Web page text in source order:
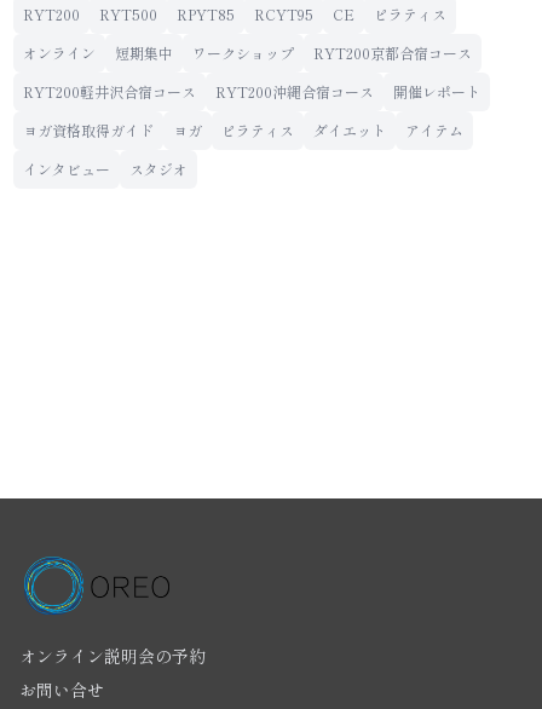
RYT200 RYT500 RPYT85 RCYT95 CE
ピラティス
オンライン
短期集中 ワークショップ
RYT200京都合宿コース
RYT200軽井沢合宿コース
RYT200沖縄合宿コース
開催レポート
ヨガ資格取得ガイド
ヨガ ピラティス ダイエット
アイテム
インタビュー
スタジオ
オンライン説明会の予約
お問い合せ